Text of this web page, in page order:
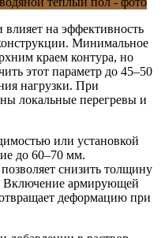
на эффективность
Минимальное
краем контура, но
этот параметр до 45–50
нагрузки. При
локальные перегревы и
или установкой
до 60–70 мм.
снизить толщину
Включение армирующей
деформацию при